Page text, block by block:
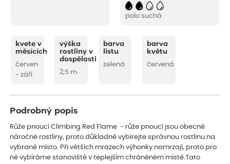
polo suchá
kvete v
měsících
červen
- září
výška
rostliny v
dospělosti
2,5 m
barva
listu
zelená
barva
květu
červená
Podrobný popis
Růže pnoucí Climbing Red Flame - růže pnoucí jsou obecně
náročné rostliny, proto důkladně vybírejte správnou rostlinu na
vybrané místo. Při větších mrazech výhonky namrzají, proto pro
ně vybíráme stanoviště v teplejším chráněném místě.Tato